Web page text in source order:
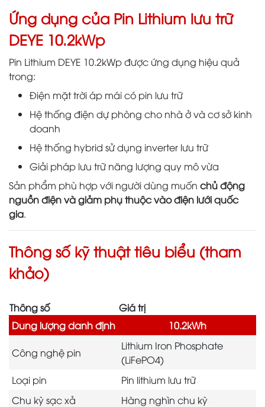
Ứng dụng của Pin Lithium lưu trữ
DEYE 10.2kWp
Pin Lithium DEYE 10.2kWp được ứng dụng hiệu quả
trong:
Điện mặt trời áp mái có pin lưu trữ
Hệ thống điện dự phòng cho nhà ở và cơ sở kinh
doanh
Hệ thống hybrid sử dụng inverter lưu trữ
Giải pháp lưu trữ năng lượng quy mô vừa
Sản phẩm phù hợp với người dùng muốn chủ động
nguồn điện và giảm phụ thuộc vào điện lưới quốc
gia.
Thông số kỹ thuật tiêu biểu (tham
khảo)
Thông số
Giá trị
Dung lượng danh định
10.2kWh
Công nghệ pin
Lithium Iron Phosphate
(LiFePO4)
Loại pin
Pin lithium lưu trữ
Chu kỳ sạc xả
Hàng nghìn chu kỳ